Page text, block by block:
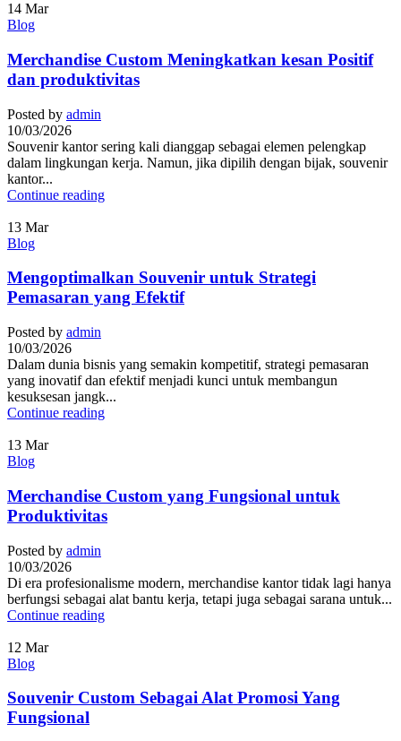
14 Mar
Blog
Merchandise Custom Meningkatkan kesan Positif
dan produktivitas
Posted by admin
10/03/2026
Souvenir kantor sering kali dianggap sebagai elemen pelengkap
dalam lingkungan kerja. Namun, jika dipilih dengan bijak, souvenir
kantor...
Continue reading
13 Mar
Blog
Mengoptimalkan Souvenir untuk Strategi
Pemasaran yang Efektif
Posted by admin
10/03/2026
Dalam dunia bisnis yang semakin kompetitif, strategi pemasaran
yang inovatif dan efektif menjadi kunci untuk membangun
kesuksesan jangk...
Continue reading
13 Mar
Blog
Merchandise Custom yang Fungsional untuk
Produktivitas
Posted by admin
10/03/2026
Di era profesionalisme modern, merchandise kantor tidak lagi hanya
berfungsi sebagai alat bantu kerja, tetapi juga sebagai sarana untuk...
Continue reading
12 Mar
Blog
Souvenir Custom Sebagai Alat Promosi Yang
Fungsional